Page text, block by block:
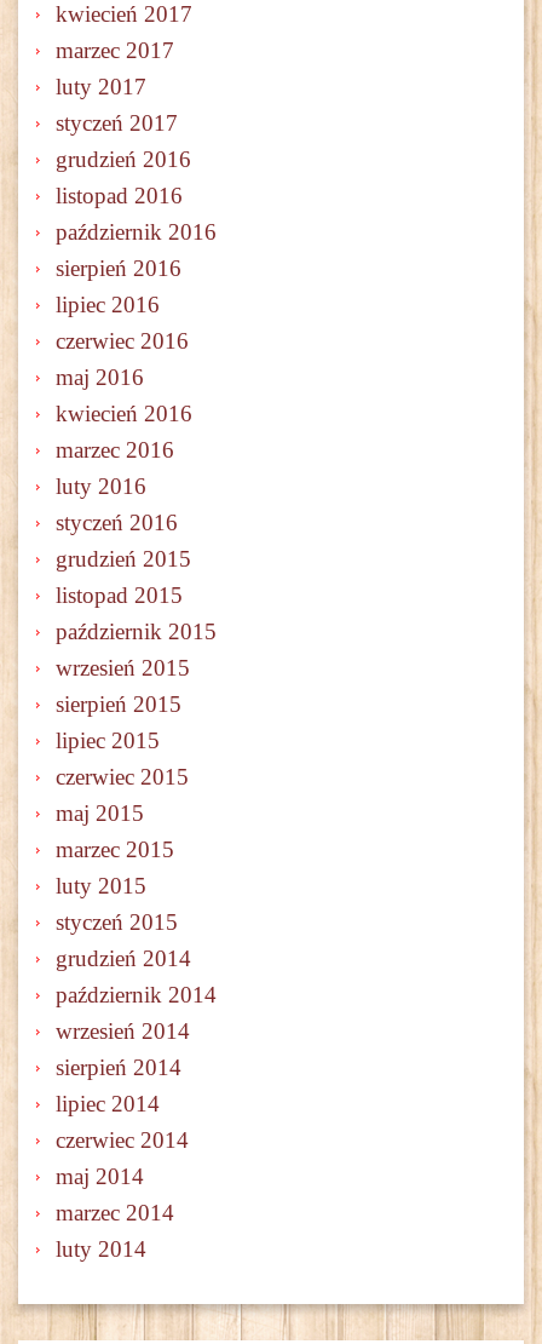
kwiecień 2017
marzec 2017
luty 2017
styczeń 2017
grudzień 2016
listopad 2016
październik 2016
sierpień 2016
lipiec 2016
czerwiec 2016
maj 2016
kwiecień 2016
marzec 2016
luty 2016
styczeń 2016
grudzień 2015
listopad 2015
październik 2015
wrzesień 2015
sierpień 2015
lipiec 2015
czerwiec 2015
maj 2015
marzec 2015
luty 2015
styczeń 2015
grudzień 2014
październik 2014
wrzesień 2014
sierpień 2014
lipiec 2014
czerwiec 2014
maj 2014
marzec 2014
luty 2014